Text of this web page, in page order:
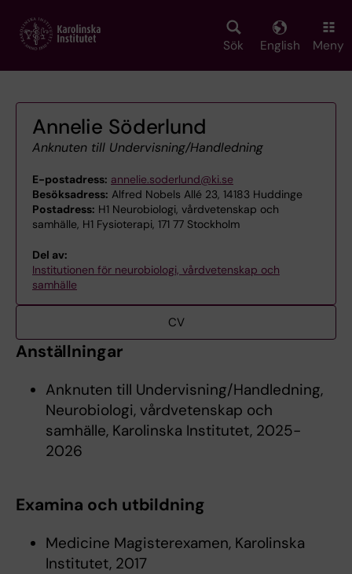
main
Sök English Meny
Annelie Söderlund
Anknuten till Undervisning/Handledning
E-postadress: annelie.soderlund@ki.se
Besöksadress: Alfred Nobels Allé 23, 14183 Huddinge
Postadress: H1 Neurobiologi, vårdvetenskap och
samhälle, H1 Fysioterapi, 171 77 Stockholm
Del av:
Institutionen för neurobiologi, vårdvetenskap och
samhälle
CV
Anställningar
Anknuten till Undervisning/Handledning,
Neurobiologi, vårdvetenskap och
samhälle, Karolinska Institutet, 2025-
2026
Examina och utbildning
Medicine Magisterexamen, Karolinska
Institutet, 2017